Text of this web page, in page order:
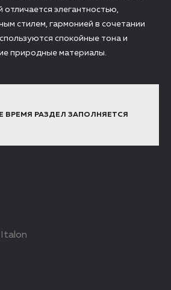
элегантностью,
стилем, гармонией в сочетании
спокойные тона и
природные материалы.
ВРЕМЯ РАЗДЕЛ ЗАПОЛНЯЕТСЯ
Italon